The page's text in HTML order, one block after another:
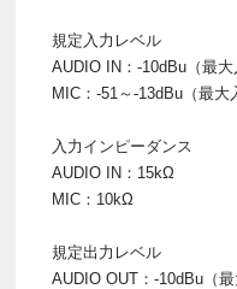
規定入力レベル
AUDIO IN：-10dBu（最大
MIC：-51～-13dBu（最大
入力インピーダンス
AUDIO IN：15kΩ
MIC：10kΩ
規定出力レベル
AUDIO OUT：-10dBu（